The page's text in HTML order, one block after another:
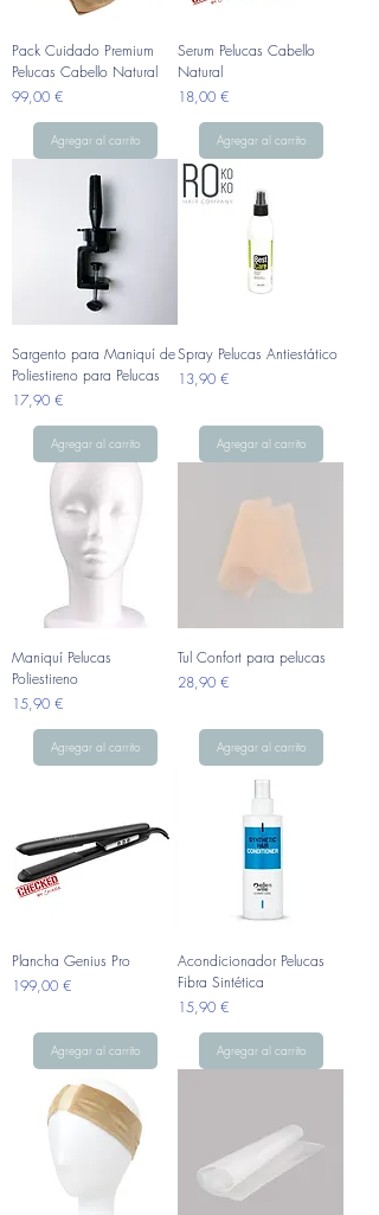
Pack Cuidado Premium
Pelucas Cabello Natural
Precio
99,00 €
Agregar al carrito
Serum Pelucas Cabello
Natural
Precio
18,00 €
Agregar al carrito
Sargento para Maniquí de
Poliestireno para Pelucas
Precio
17,90 €
Agregar al carrito
Spray Pelucas Antiestático
Precio
13,90 €
Agregar al carrito
Maniquí Pelucas
Poliestireno
Precio
15,90 €
Agregar al carrito
Tul Confort para pelucas
Precio
28,90 €
Agregar al carrito
Plancha Genius Pro
Precio
199,00 €
Agregar al carrito
Acondicionador Pelucas
Fibra Sintética
Precio
15,90 €
Agregar al carrito